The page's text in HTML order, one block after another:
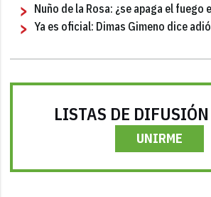
Nuño de la Rosa: ¿se apaga el fuego
Ya es oficial: Dimas Gimeno dice
LISTAS DE DIFUSIÓN
UNIRME